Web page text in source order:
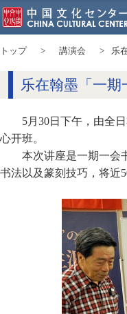
トップ 講演会 乐
乐在翰墨「一
5月30日下午，由全
心开班。
本次讲座是一期一会
书法以及篆刻技巧，将近